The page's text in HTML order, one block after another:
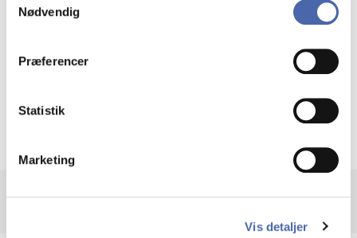
markedsføring. Du bestemmer selv - og kan altid trække
Nødvendig
Præferencer
Statistik
Marketing
Vis detaljer
Krigen i Ukraine